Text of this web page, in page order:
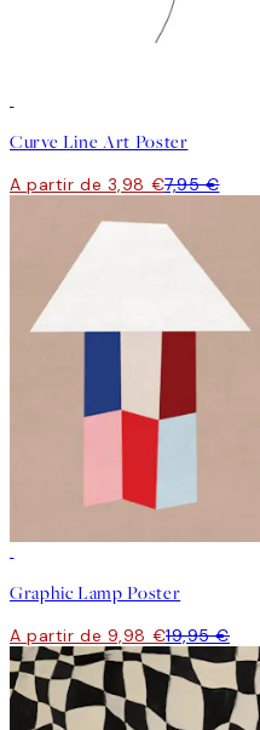
Curve Line Art Poster
A partir de 3,98 €7,95 €
Graphic Lamp Poster
A partir de 9,98 €19,95 €